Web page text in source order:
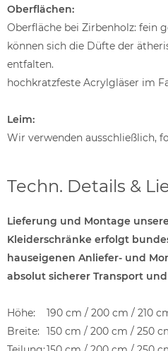
Oberflächen:
Oberfläche bei Zirbenholz: fein
können sich die Düfte der
entfalten.
hochkratzfeste Acrylgläser im
Leim:
Wir verwenden ausschließlich,
Techn. Details &
Lieferung und Montage
Kleiderschränke erfolgt
hauseigenen Anliefer- und
absolut sicherer Transport
Höhe:
190 cm / 200 cm / 210
Breite:
150 cm / 200 cm / 250